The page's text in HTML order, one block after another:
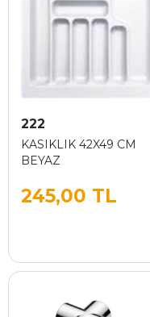
222
KASIKLIK 42X49 CM
BEYAZ
245,00 TL